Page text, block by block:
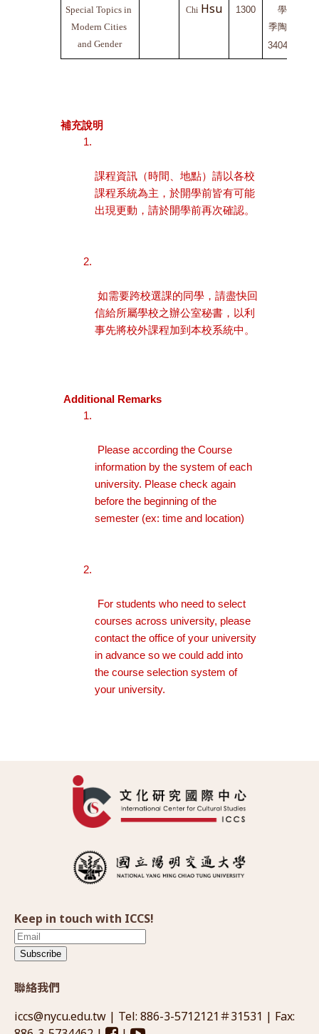
Special Topics in
Modern Cities
and Gender
ChiHsu
1300
學
季陶樓
340404
補充說明
課程資訊（時間、地點）請以各校
課程系統為主，於開學前皆有可能
出現更動，請於開學前再次確認。
如需要跨校選課的同學，請盡快回
信給所屬學校之辦公室秘書，以利
事先將校外課程加到本校系統中。
Additional Remarks
Please according the Course
information by the system of each
university. Please check again
before the beginning of the
semester (ex: time and location)
For students who need to select
courses across university, please
contact the office of your university
in advance so we could add into
the course selection system of
your university.
Keep in touch with ICCS!
Subscribe
聯絡我們
iccs@nycu.edu.tw | Tel: 886-3-5712121＃31531 | Fax: